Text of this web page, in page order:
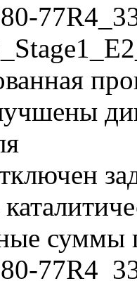
суммы